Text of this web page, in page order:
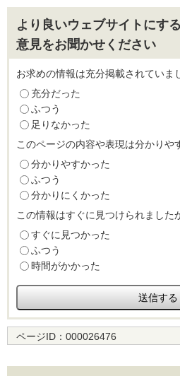
より良いウェブサイトにす
意見をお聞かせください
お求めの情報は充分掲載されていま
充分だった
ふつう
足りなかった
このページの内容や表現は分かりや
分かりやすかった
ふつう
分かりにくかった
この情報はすぐに見つけられました
すぐに見つかった
ふつう
時間がかかった
ページID： 000026476